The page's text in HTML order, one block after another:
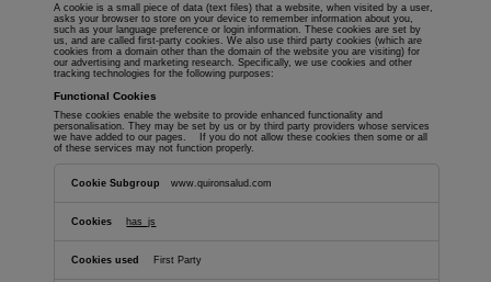
A cookie is a small piece of data (text files) that a website, when visited by a user,
asks your browser to store on your device to remember information about you,
such as your language preference or login information. These cookies are set by
us, and are called first-party cookies. We also use third party cookies (which are
cookies from a domain other than the domain of the website you are visiting) for
our advertising and marketing research. Specifically, we use cookies and other
tracking technologies for the following purposes:
Functional Cookies
These cookies enable the website to provide enhanced functionality and
personalisation. They may be set by us or by third party providers whose services
we have added to our pages. If you do not allow these cookies then some or all
of these services may not function properly.
Cookies
www.quironsalud.com
has_js
First Party